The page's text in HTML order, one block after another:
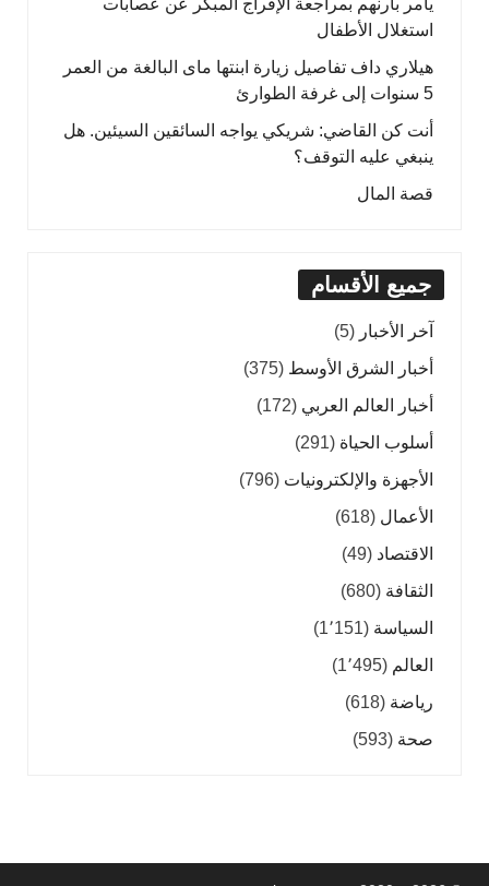
يأمر بارنهم بمراجعة الإفراج المبكر عن عصابات
استغلال الأطفال
هيلاري داف تفاصيل زيارة ابنتها ماى البالغة من العمر
5 سنوات إلى غرفة الطوارئ
أنت كن القاضي: شريكي يواجه السائقين السيئين. هل
ينبغي عليه التوقف؟
قصة المال
جميع الأقسام
آخر الأخبار (5)
أخبار الشرق الأوسط (375)
أخبار العالم العربي (172)
أسلوب الحياة (291)
الأجهزة والإلكترونيات (796)
الأعمال (618)
الاقتصاد (49)
الثقافة (680)
السياسة (1٬151)
العالم (1٬495)
رياضة (618)
صحة (593)